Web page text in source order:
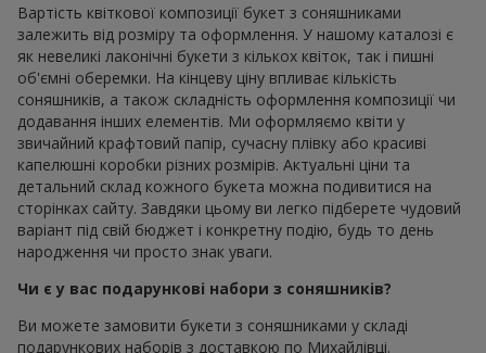
Вартість квіткової композиції букет з соняшниками
залежить від розміру та оформлення. У нашому каталозі є
як невеликі лаконічні букети з кількох квіток, так і пишні
об'ємні оберемки. На кінцеву ціну впливає кількість
соняшників, а також складність оформлення композиції чи
додавання інших елементів. Ми оформляємо квіти у
звичайний крафтовий папір, сучасну плівку або красиві
капелюшні коробки різних розмірів. Актуальні ціни та
детальний склад кожного букета можна подивитися на
сторінках сайту. Завдяки цьому ви легко підберете чудовий
варіант під свій бюджет і конкретну подію, будь то день
народження чи просто знак уваги.
Чи є у вас подарункові набори з соняшників?
Ви можете замовити букети з соняшниками у складі
подарункових наборів з доставкою по Михайлівці.